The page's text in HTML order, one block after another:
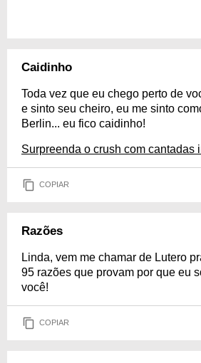
Caidinho
Toda vez que eu chego perto de
e sinto seu cheiro, eu me sinto
Berlin... eu fico caidinho!
Surpreenda o crush com cantadas
COPIAR
Razões
Linda, vem me chamar de Lutero
95 razões que provam por que eu
você!
COPIAR